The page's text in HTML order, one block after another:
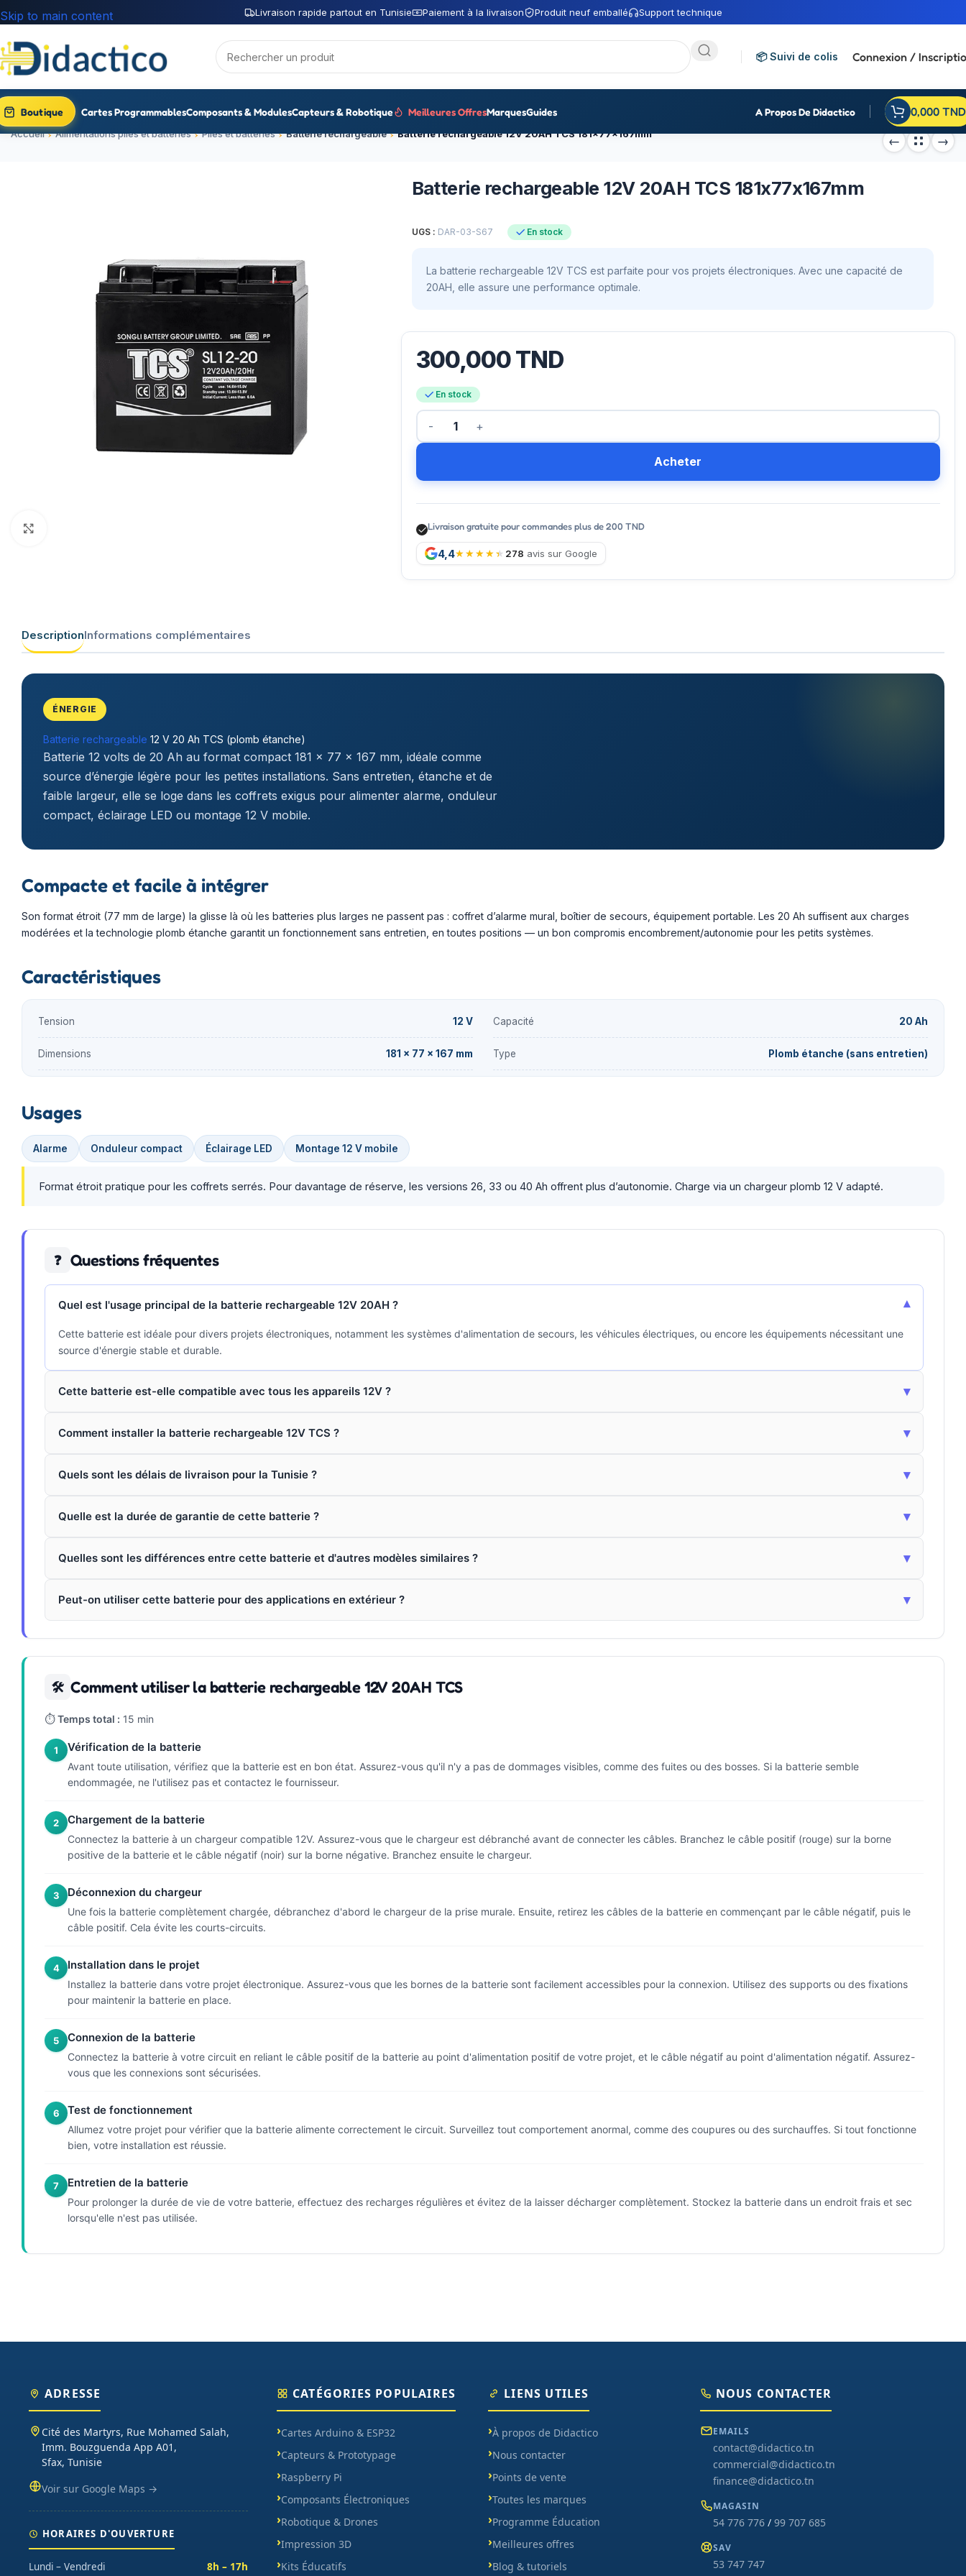
Livraison rapide partout en Tunisie Paiement à la livraison Produit neuf emballé Support technique
Skip to main content
📦 Suivi de colis Connexion /
Boutique Cartes ProgrammablesComposants & ModulesCapteurs & Robotique Meilleures OffresMarquesGuides A Propos De Didactico 0,000 TND
Accueil Alimentations piles et batteries Piles et batteries Batterie rechargeable Batterie rechargeable 12V 20AH TCS 181x77x167mm
Batterie rechargeable 12V 20AH TCS 181x77x167mm
UGS : DAR-03-S67 En stock
La batterie rechargeable 12V TCS est parfaite pour vos projets électroniques. Avec une capacité de
20AH, elle assure une performance optimale.
300,000TND
En stock
Acheter
Livraison gratuite pour commandes plus de 200 TND
4,4 278 avis sur Google
DescriptionInformations complémentaires
ÉNERGIE
Batterie rechargeable 12 V 20 Ah TCS (plomb étanche)
Batterie 12 volts de 20 Ah au format compact 181 × 77 × 167 mm, idéale comme
source d’énergie légère pour les petites installations. Sans entretien, étanche et de
faible largeur, elle se loge dans les coffrets exigus pour alimenter alarme, onduleur
compact, éclairage LED ou montage 12 V mobile.
Compacte et facile à intégrer
Son format étroit (77 mm de large) la glisse là où les batteries plus larges ne passent pas : coffret d’alarme mural, boîtier de secours, équipement portable. Les 20 Ah suffisent aux charges
modérées et la technologie plomb étanche garantit un fonctionnement sans entretien, en toutes positions — un bon compromis encombrement/autonomie pour les petits systèmes.
Caractéristiques
Tension 12 V Capacité 20 Ah
Dimensions 181 × 77 × 167 mm Type Plomb étanche (sans entretien)
Usages
Alarme Onduleur compact Éclairage LED Montage 12 V mobile
Format étroit pratique pour les coffrets serrés. Pour davantage de réserve, les versions 26, 33 ou 40 Ah offrent plus d’autonomie. Charge via un chargeur plomb 12 V adapté.
❓ Questions fréquentes
Quel est l'usage principal de la batterie rechargeable 12V 20AH ? ▾
Cette batterie est idéale pour divers projets électroniques, notamment les systèmes d'alimentation de secours, les véhicules électriques, ou encore les équipements nécessitant une
source d'énergie stable et durable.
Cette batterie est-elle compatible avec tous les appareils 12V ? ▾
Comment installer la batterie rechargeable 12V TCS ? ▾
Quels sont les délais de livraison pour la Tunisie ? ▾
Quelle est la durée de garantie de cette batterie ? ▾
Quelles sont les différences entre cette batterie et d'autres modèles similaires ? ▾
Peut-on utiliser cette batterie pour des applications en extérieur ? ▾
🛠 Comment utiliser la batterie rechargeable 12V 20AH TCS
⏱Temps total : 15 min
1 Vérification de la batterie
Avant toute utilisation, vérifiez que la batterie est en bon état. Assurez-vous qu'il n'y a pas de dommages visibles, comme des fuites ou des bosses. Si la batterie semble
endommagée, ne l'utilisez pas et contactez le fournisseur.
2 Chargement de la batterie
Connectez la batterie à un chargeur compatible 12V. Assurez-vous que le chargeur est débranché avant de connecter les câbles. Branchez le câble positif (rouge) sur la borne
positive de la batterie et le câble négatif (noir) sur la borne négative. Branchez ensuite le chargeur.
3 Déconnexion du chargeur
Une fois la batterie complètement chargée, débranchez d'abord le chargeur de la prise murale. Ensuite, retirez les câbles de la batterie en commençant par le câble négatif, puis le
câble positif. Cela évite les courts-circuits.
4 Installation dans le projet
Installez la batterie dans votre projet électronique. Assurez-vous que les bornes de la batterie sont facilement accessibles pour la connexion. Utilisez des supports ou des fixations
pour maintenir la batterie en place.
5 Connexion de la batterie
Connectez la batterie à votre circuit en reliant le câble positif de la batterie au point d'alimentation positif de votre projet, et le câble négatif au point d'alimentation négatif. Assurez-
vous que les connexions sont sécurisées.
6 Test de fonctionnement
Allumez votre projet pour vérifier que la batterie alimente correctement le circuit. Surveillez tout comportement anormal, comme des coupures ou des surchauffes. Si tout fonctionne
bien, votre installation est réussie.
7 Entretien de la batterie
Pour prolonger la durée de vie de votre batterie, effectuez des recharges régulières et évitez de la laisser décharger complètement. Stockez la batterie dans un endroit frais et sec
lorsqu'elle n'est pas utilisée.
ADRESSE
Cité des Martyrs, Rue Mohamed Salah,
Imm. Bouzguenda App A01,
Sfax, Tunisie
Voir sur Google Maps →
HORAIRES D'OUVERTURE
Lundi – Vendredi 8h – 17h
CATÉGORIES POPULAIRES
Cartes Arduino & ESP32
Capteurs & Prototypage
Raspberry Pi
Composants Électroniques
Robotique & Drones
Impression 3D
Kits Éducatifs
LIENS UTILES
À propos de Didactico
Nous contacter
Points de vente
Toutes les marques
Programme Éducation
Meilleures offres
Blog & tutoriels
NOUS CONTACTER
EMAILS
contact@didactico.tn
commercial@didactico.tn
finance@didactico.tn
MAGASIN
54 776 776/ 99 707 685
SAV
53 747 747